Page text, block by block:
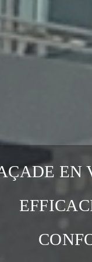
EN